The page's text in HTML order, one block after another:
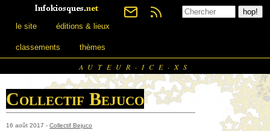
le site éditions & lieux
classements thèmes
AUTEUR·ICE·XS
Collectif Bejuco
16 août 2017 - Collectif Bejuco